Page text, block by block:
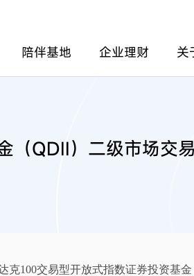
陪伴基地 企业理财 关
（QDII）二级市场交
克100交易型开放式指数证券投资基金